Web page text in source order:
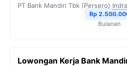
PT Bank Mandiri Tbk (Persero)
Rp
Bulanan
Lowongan Kerja Bank